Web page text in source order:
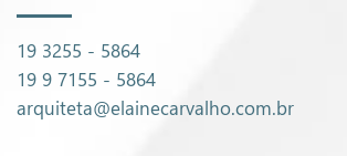
19 3255 - 5864
19 9 7155 - 5864
arquiteta@elainecarvalho.com.br